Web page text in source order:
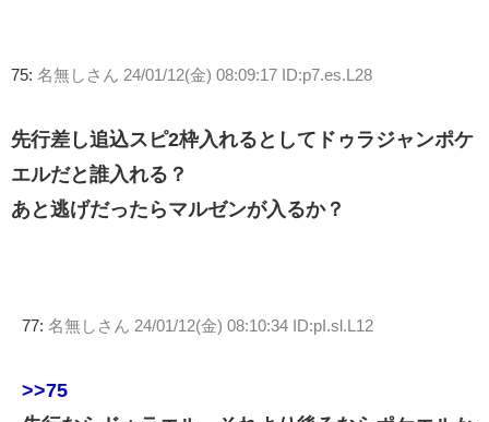
75: 名無しさん 24/01/12(金) 08:09:17 ID:p7.es.L28
先行差し追込スピ2枠入れるとしてドゥラジャンポケ
エルだと誰入れる？
あと逃げだったらマルゼンが入るか？
77: 名無しさん 24/01/12(金) 08:10:34 ID:pI.sl.L12
>>75